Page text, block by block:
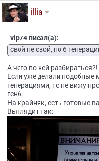
illia
vip74 писал(а):
свой не свой, по 6
А чего по ней разбираться?!
Если уже делали подобные
генерациями, то не вижу
ген6.
На крайняк, есть готовые
Выглядит так: